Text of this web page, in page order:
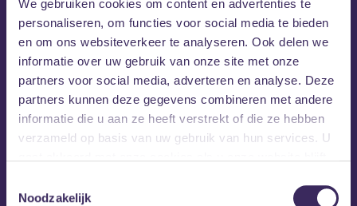
We gebruiken cookies om content en advertenties te
personaliseren, om functies voor social media te bieden
en om ons websiteverkeer te analyseren. Ook delen we
informatie over uw gebruik van onze site met onze
partners voor social media, adverteren en analyse. Deze
partners kunnen deze gegevens combineren met andere
informatie die u aan ze heeft verstrekt of die ze hebben
verzameld op basis van uw gebruik van hun services. U
Noodzakelijk